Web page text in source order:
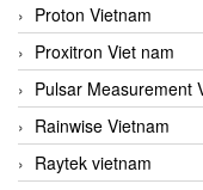
Proton Vietnam
Proxitron Viet nam
Pulsar Measurement
Rainwise Vietnam
Raytek vietnam